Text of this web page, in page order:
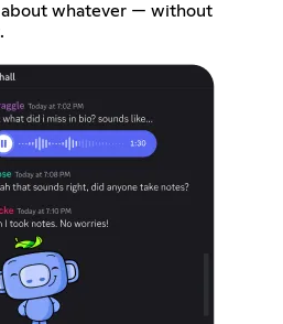
whatever — without